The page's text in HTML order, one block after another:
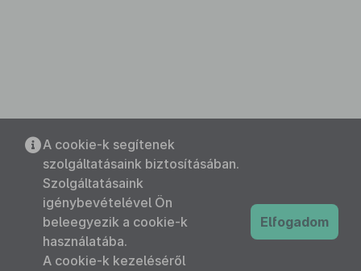
A cookie-k segítenek
szolgáltatásaink biztosításában.
Szolgáltatásaink
igénybevételével Ön
beleegyezik a cookie-k
használatába.
A cookie-k kezeléséről
Elfogadom